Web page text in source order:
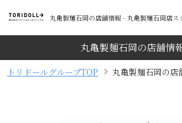
丸亀製麺石岡の店舗情報 - 丸亀製麺石岡店ス
丸亀製麺石岡の店舗情
トリドールグループTOP 丸亀製麺石岡の店